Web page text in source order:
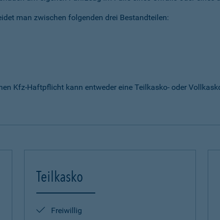
man zwischen folgenden drei Bestandteilen:
Kfz-Haftpflicht kann entweder eine Teilkasko- oder
Teilkasko
Freiwillig